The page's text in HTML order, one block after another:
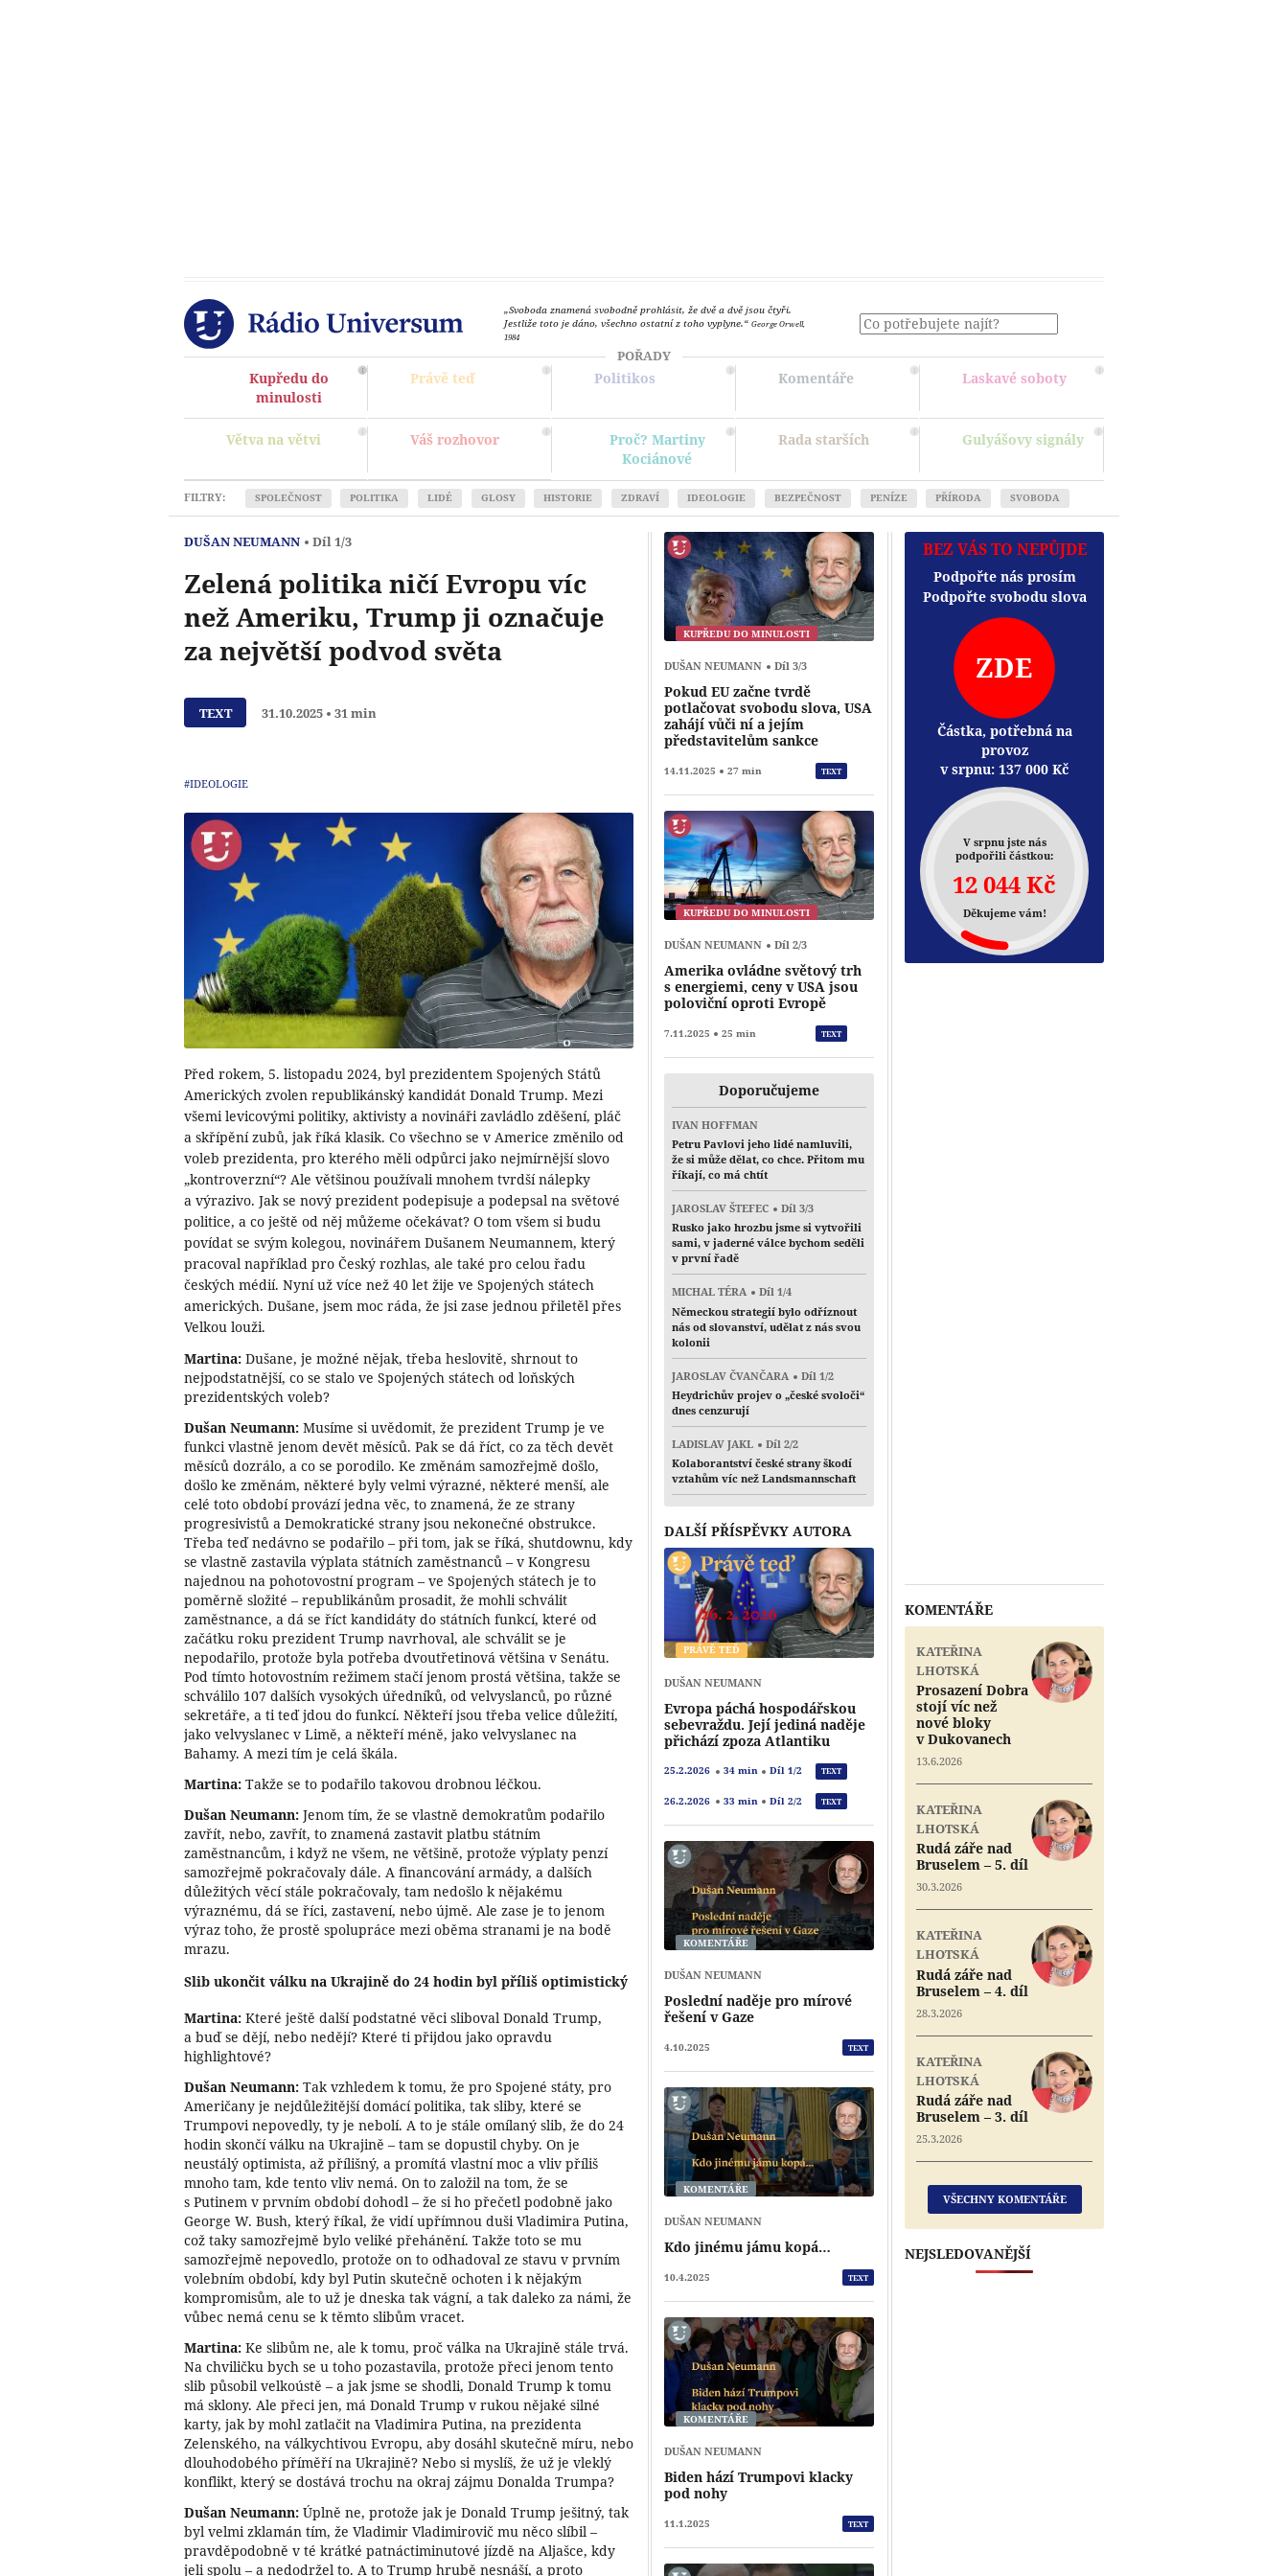
„Svoboda znamená svobodně prohlásit, že dvě a dvě jsou čtyři.
Jestliže toto je dáno, všechno ostatní z toho vyplyne.“ George Orwell,
1984
POŘADY
Kupředu do
minulosti
Právě teď Politikos Komentáře Laskavé soboty
Větva na větvi Váš rozhovor
Proč? Martiny
Kociánové
Rada starších Gulyášovy signály
FILTRY: SPOLEČNOST POLITIKA LIDÉ GLOSY HISTORIE ZDRAVÍ IDEOLOGIE BEZPEČNOST PENÍZE PŘÍRODA SVOBODA
DUŠAN NEUMANN Díl 1/3
Zelená politika ničí Evropu víc
než Ameriku, Trump ji označuje
za největší podvod světa
TEXT 31.10.2025 31 min
#IDEOLOGIE
Před rokem, 5. listopadu 2024, byl prezidentem Spojených Států
Amerických zvolen republikánský kandidát Donald Trump. Mezi
všemi levicovými politiky, aktivisty a novináři zavládlo zděšení, pláč
a skřípění zubů, jak říká klasik. Co všechno se v Americe změnilo od
voleb prezidenta, pro kterého měli odpůrci jako nejmírnější slovo
„kontroverzní“? Ale většinou používali mnohem tvrdší nálepky
a výrazivo. Jak se nový prezident podepisuje a podepsal na světové
politice, a co ještě od něj můžeme očekávat? O tom všem si budu
povídat se svým kolegou, novinářem Dušanem Neumannem, který
pracoval například pro Český rozhlas, ale také pro celou řadu
českých médií. Nyní už více než 40 let žije ve Spojených státech
amerických. Dušane, jsem moc ráda, že jsi zase jednou přiletěl přes
Velkou louži.
Martina: Dušane, je možné nějak, třeba heslovitě, shrnout to
nejpodstatnější, co se stalo ve Spojených státech od loňských
prezidentských voleb?
Dušan Neumann: Musíme si uvědomit, že prezident Trump je ve
funkci vlastně jenom devět měsíců. Pak se dá říct, co za těch devět
měsíců dozrálo, a co se porodilo. Ke změnám samozřejmě došlo,
došlo ke změnám, některé byly velmi výrazné, některé menší, ale
celé toto období provází jedna věc, to znamená, že ze strany
progresivistů a Demokratické strany jsou nekonečné obstrukce.
Třeba teď nedávno se podařilo – při tom, jak se říká, shutdownu, kdy
se vlastně zastavila výplata státních zaměstnanců – v Kongresu
najednou na pohotovostní program – ve Spojených státech je to
poměrně složité – republikánům prosadit, že mohli schválit
zaměstnance, a dá se říct kandidáty do státních funkcí, které od
začátku roku prezident Trump navrhoval, ale schválit se je
nepodařilo, protože byla potřeba dvoutřetinová většina v Senátu.
Pod tímto hotovostním režimem stačí jenom prostá většina, takže se
schválilo 107 dalších vysokých úředníků, od velvyslanců, po různé
sekretáře, a ti teď jdou do funkcí. Někteří jsou třeba velice důležití,
jako velvyslanec v Limě, a někteří méně, jako velvyslanec na
Bahamy. A mezi tím je celá škála.
Martina: Takže se to podařilo takovou drobnou léčkou.
Dušan Neumann: Jenom tím, že se vlastně demokratům podařilo
zavřít, nebo, zavřít, to znamená zastavit platbu státním
zaměstnancům, i když ne všem, ne většině, protože výplaty penzí
samozřejmě pokračovaly dále. A financování armády, a dalších
důležitých věcí stále pokračovaly, tam nedošlo k nějakému
výraznému, dá se říci, zastavení, nebo újmě. Ale zase je to jenom
výraz toho, že prostě spolupráce mezi oběma stranami je na bodě
mrazu.
Slib ukončit válku na Ukrajině do 24 hodin byl příliš optimistický
Martina: Které ještě další podstatné věci sliboval Donald Trump,
a buď se dějí, nebo nedějí? Které ti přijdou jako opravdu
highlightové?
Dušan Neumann: Tak vzhledem k tomu, že pro Spojené státy, pro
Američany je nejdůležitější domácí politika, tak sliby, které se
Trumpovi nepovedly, ty je nebolí. A to je stále omílaný slib, že do 24
hodin skončí válku na Ukrajině – tam se dopustil chyby. On je
neustálý optimista, až přílišný, a promítá vlastní moc a vliv příliš
mnoho tam, kde tento vliv nemá. On to založil na tom, že se
s Putinem v prvním období dohodl – že si ho přečetl podobně jako
George W. Bush, který říkal, že vidí upřímnou duši Vladimira Putina,
což taky samozřejmě bylo veliké přehánění. Takže toto se mu
samozřejmě nepovedlo, protože on to odhadoval ze stavu v prvním
volebním období, kdy byl Putin skutečně ochoten i k nějakým
kompromisům, ale to už je dneska tak vágní, a tak daleko za námi, že
vůbec nemá cenu se k těmto slibům vracet.
Martina: Ke slibům ne, ale k tomu, proč válka na Ukrajině stále trvá.
Na chviličku bych se u toho pozastavila, protože přeci jenom tento
slib působil velkoústě – a jak jsme se shodli, Donald Trump k tomu
má sklony. Ale přeci jen, má Donald Trump v rukou nějaké silné
karty, jak by mohl zatlačit na Vladimira Putina, na prezidenta
Zelenského, na válkychtivou Evropu, aby dosáhl skutečně míru, nebo
dlouhodobého příměří na Ukrajině? Nebo si myslíš, že už je vleklý
konflikt, který se dostává trochu na okraj zájmu Donalda Trumpa?
Dušan Neumann: Úplně ne, protože jak je Donald Trump ješitný, tak
byl velmi zklamán tím, že Vladimir Vladimirovič mu něco slíbil –
pravděpodobně v té krátké patnáctiminutové jízdě na Aljašce, kdy
jeli spolu – a nedodržel to. A to Trump hrubě nesnáší, a proto
KUPŘEDU DO MINULOSTI
DUŠAN NEUMANN Díl 3/3
Pokud EU začne tvrdě
potlačovat svobodu slova, USA
zahájí vůči ní a jejím
představitelům sankce
14.11.2025 27 min TEXT
KUPŘEDU DO MINULOSTI
DUŠAN NEUMANN Díl 2/3
Amerika ovládne světový trh
s energiemi, ceny v USA jsou
poloviční oproti Evropě
7.11.2025 25 min TEXT
Doporučujeme
IVAN HOFFMAN
Petru Pavlovi jeho lidé namluvili,
že si může dělat, co chce. Přitom mu
říkají, co má chtít
JAROSLAV ŠTEFEC
Díl 3/3
Rusko jako hrozbu jsme si vytvořili
sami, v jaderné válce bychom seděli
v první řadě
MICHAL TÉRA
Díl 1/4
Německou strategií bylo odříznout
nás od slovanství, udělat z nás svou
kolonii
JAROSLAV ČVANČARA
Díl 1/2
Heydrichův projev o „české svoloči“
dnes cenzurují
LADISLAV JAKL
Díl 2/2
Kolaborantství české strany škodí
vztahům víc než Landsmannschaft
DALŠÍ PŘÍSPĚVKY AUTORA
PRÁVĚ TEĎ
DUŠAN NEUMANN
Evropa páchá hospodářskou
sebevraždu. Její jediná naděje
přichází zpoza Atlantiku
25.2.2026 34 min Díl 1/2 TEXT
26.2.2026 33 min Díl 2/2 TEXT
KOMENTÁŘE
DUŠAN NEUMANN
Poslední naděje pro mírové
řešení v Gaze
4.10.2025 TEXT
KOMENTÁŘE
DUŠAN NEUMANN
Kdo jinému jámu kopá…
10.4.2025 TEXT
KOMENTÁŘE
DUŠAN NEUMANN
Biden hází Trumpovi klacky
pod nohy
11.1.2025 TEXT
BEZ VÁS TO NEPŮJDE
Podpořte nás prosím
Podpořte svobodu slova
ZDE
Částka, potřebná na
provoz
v srpnu: 137 000 Kč
V srpnu jste nás
podpořili částkou:
12 044 Kč
Děkujeme vám!
KOMENTÁŘE
KATEŘINA
LHOTSKÁ
Prosazení Dobra
stojí víc než
nové bloky
v Dukovanech
13.6.2026
KATEŘINA
LHOTSKÁ
Rudá záře nad
Bruselem – 5. díl
30.3.2026
KATEŘINA
LHOTSKÁ
Rudá záře nad
Bruselem – 4. díl
28.3.2026
KATEŘINA
LHOTSKÁ
Rudá záře nad
Bruselem – 3. díl
25.3.2026
VŠECHNY KOMENTÁŘE
NEJSLEDOVANĚJŠÍ